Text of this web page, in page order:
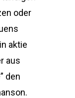
oder
aktie
aus
den